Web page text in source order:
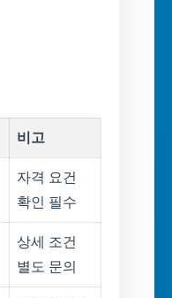
비고
자격 요건
확인 필수
상세 조건
별도 문의